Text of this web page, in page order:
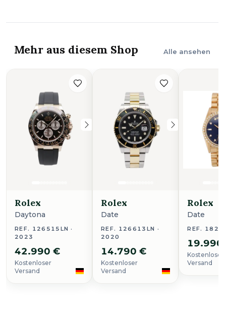
Mehr aus diesem Shop Alle ansehen
Rolex
Daytona
REF. 126515LN ·
2023
42.990 €
Kostenloser
Versand
Rolex
Date
REF. 126613LN ·
2020
14.790 €
Kostenloser
Versand
Rolex
Date
REF.
19.990
Kostenloser
Versand